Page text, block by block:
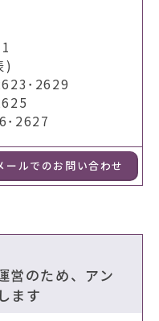
)
･2629
･2627
ールでのお問い合わせ
営のため、アン
ます